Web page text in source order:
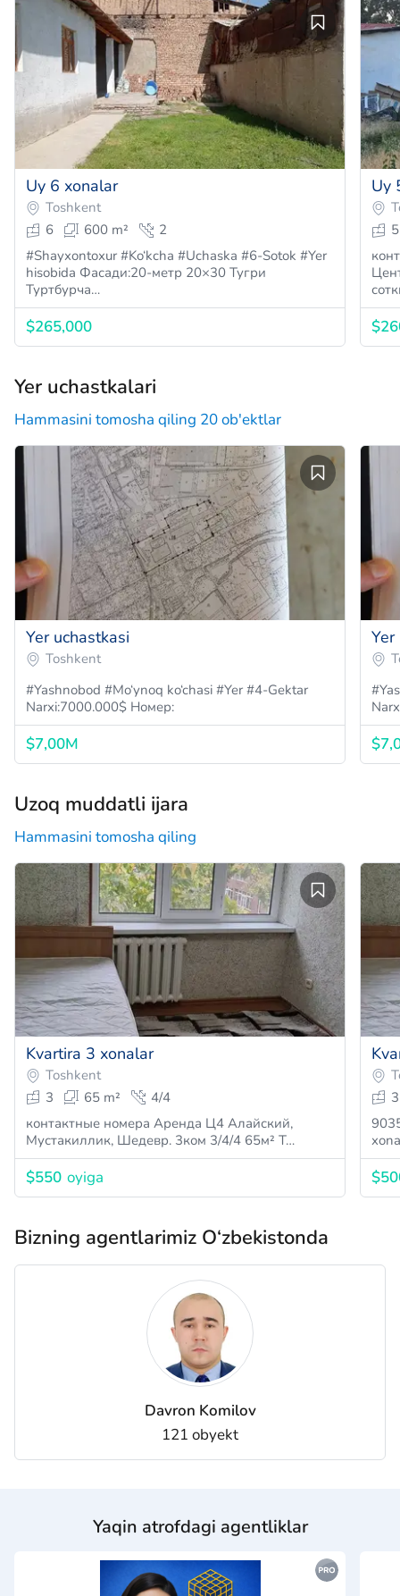
Uy 6 xonalar
Toshkent
6
600 m²
2
#Shayxontoxur #Ko‘kcha #Uchaska #6-Sotok #Yer
hisobida Фасади:20-метр 20×30 Тугри
Туртбурча…
$265,000
Uy
5
Yer uchastkalari
Hammasini tomosha qiling 20 ob'ektlar
Yer uchastkasi
Toshkent
#Yashnobod #Mo‘ynoq ko‘chasi #Yer #4-Gektar
Narxi:7000.000$ Номер:
$7,00M
#Yashnobod
Uzoq muddatli ijara
Hammasini tomosha qiling
Kvartira 3 xonalar
Toshkent
3
65 m²
4/4
контактные номера Аренда Ц4 Алайский,
Мустакиллик, Шедевр. 3ком 3/4/4 65м² Т…
$550 oyiga
3
Bizning agentlarimiz O‘zbekistonda
Davron Komilov
121 obyekt
Yaqin atrofdagi agentliklar